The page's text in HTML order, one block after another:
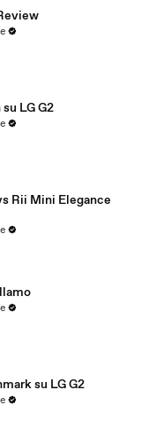
LG G2
Rii Mini Elegance
su LG G2